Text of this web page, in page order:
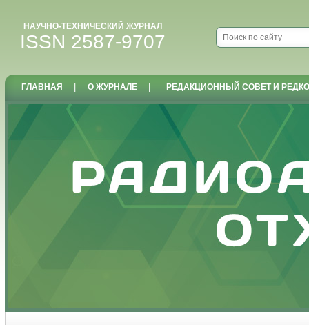
НАУЧНО-ТЕХНИЧЕСКИЙ ЖУРНАЛ
ISSN 2587-9707
ГЛАВНАЯ О ЖУРНАЛЕ РЕДАКЦИОННЫЙ СОВЕТ И